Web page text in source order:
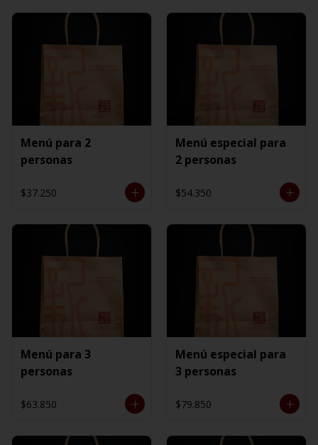
Menú para 2
personas
$37.250
Menú especial para
2 personas
$54.350
Menú para 3
personas
$63.850
Menú especial para
3 personas
$79.850